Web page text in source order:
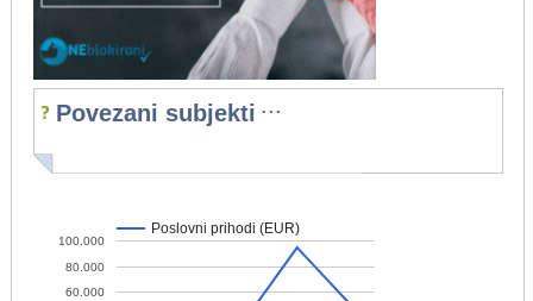
Povezani subjekti ...
Poslovni prihodi (EUR)
60.000
80.000
100.000